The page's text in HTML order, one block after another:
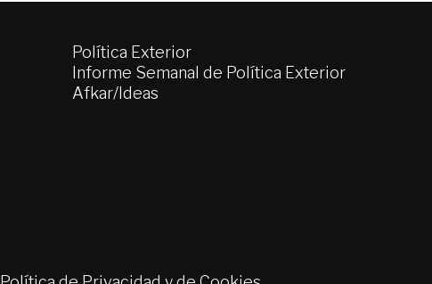
Política Exterior
Informe Semanal de Política Exterior
Afkar/Ideas